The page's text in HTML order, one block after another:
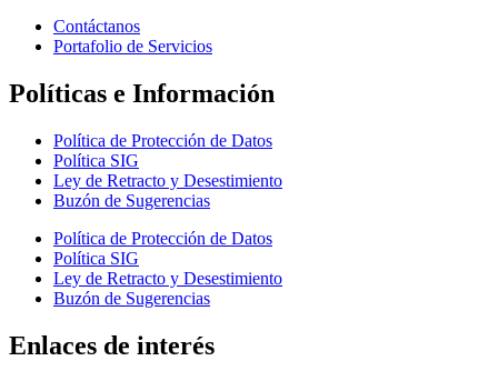
Contáctanos
Portafolio de Servicios
Políticas e Información
Política de Protección de Datos
Política SIG
Ley de Retracto y Desestimiento
Buzón de Sugerencias
Política de Protección de Datos
Política SIG
Ley de Retracto y Desestimiento
Buzón de Sugerencias
Enlaces de interés